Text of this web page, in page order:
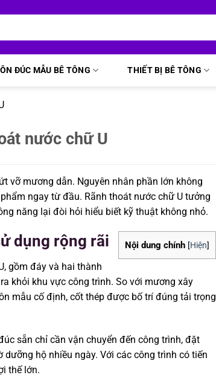
ĐÚC MẪU BÊ TÔNG THIẾT BỊ BÊ TÔNG
nước chữ U
vỡ mương dẫn. Nguyên nhân phần lớn không
ngay từ đầu. Rãnh thoát nước chữ U tưởng
năng lại đòi hỏi hiểu biết kỹ thuật không nhỏ.
Nội dung chính [Hiện]
dụng rộng rãi
gồm đáy và hai thành
khỏi khu vực công trình. So với mương xây
mẫu cố định, cốt thép được bố trí đúng tải trọng
sẵn chỉ cần vận chuyển đến công trình, đặt
hộ nhiều ngày. Với các công trình có tiến
thế lớn.